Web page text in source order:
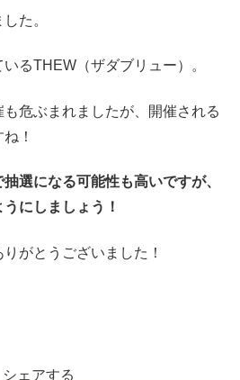
た。
るTHEW（ザダブリュー）。
危ぶまれましたが、開催される
！
選になる可能性も高いですが、
にしましょう！
がとうございました！
シェアする